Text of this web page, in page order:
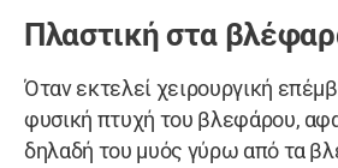
Πλαστική στα
Όταν εκτελεί χειρουργική
φυσική πτυχή του βλεφάρου,
δηλαδή του μυός γύρω από τα